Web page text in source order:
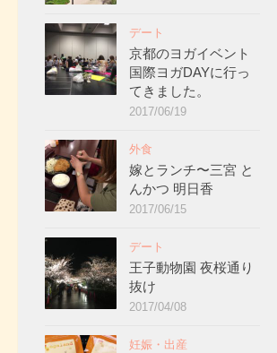
デート
京都のヨガイベント
国際ヨガDAYに行っ
てきました。
2017/06/19
外食
嫁とランチ〜三宮 と
んかつ 明日香
2017/06/15
デート
王子動物園 夜桜通り
抜け
2017/04/08
妊娠・出産